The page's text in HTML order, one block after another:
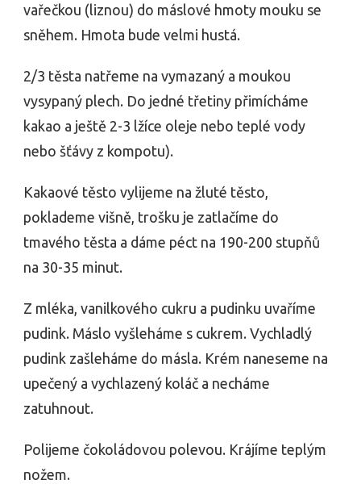
vařečkou (liznou) do máslové hmoty mouku se
sněhem. Hmota bude velmi hustá.
2/3 těsta natřeme na vymazaný a moukou
vysypaný plech. Do jedné třetiny přimícháme
kakao a ještě 2-3 lžíce oleje nebo teplé vody
nebo šťávy z kompotu).
Kakaové těsto vylijeme na žluté těsto,
poklademe višně, trošku je zatlačíme do
tmavého těsta a dáme péct na 190-200 stupňů
na 30-35 minut.
Z mléka, vanilkového cukru a pudinku uvaříme
pudink. Máslo vyšleháme s cukrem. Vychladlý
pudink zašleháme do másla. Krém naneseme na
upečený a vychlazený koláč a necháme
zatuhnout.
Polijeme čokoládovou polevou. Krájíme teplým
nožem.